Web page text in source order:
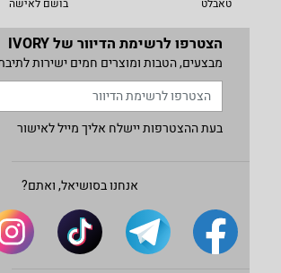
טאבלט
בושם לאישה
הצטרפו לרשימת הדיוור של IVORY
מבצעים, הטבות ומוצרים חמים ישירות
בעת ההצטרפות יישלח אליך מייל לאישור
אנחנו בסושיאל, ואתם?